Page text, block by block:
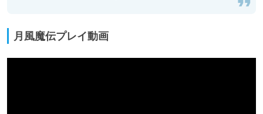
月風魔伝プレイ動画